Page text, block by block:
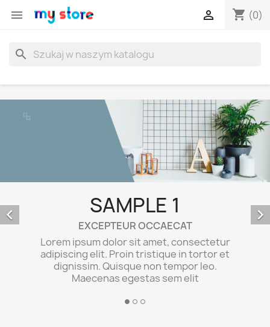
 shopping_cart (0)

search
SAMPLE 1
EXCEPTEUR OCCAECAT
Lorem ipsum dolor sit amet, consectetur
adipiscing elit. Proin tristique in tortor et
dignissim. Quisque non tempor leo.
Maecenas egestas sem elit
 